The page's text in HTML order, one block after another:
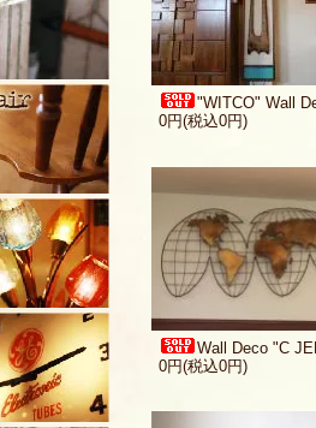
"WITCO" Wall
0円(税込0円)
Wall Deco "C
0円(税込0円)